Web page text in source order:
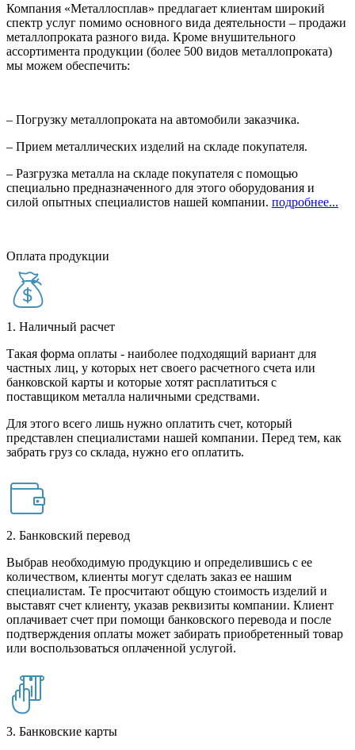
Компания «Металлосплав» предлагает клиентам широкий
спектр услуг помимо основного вида деятельности – продажи
металлопроката разного вида. Кроме внушительного
ассортимента продукции (более 500 видов металлопроката)
мы можем обеспечить:
– Погрузку металлопроката на автомобили заказчика.
– Прием металлических изделий на складе покупателя.
– Разгрузка металла на складе покупателя с помощью
специально предназначенного для этого оборудования и
силой опытных специалистов нашей компании. подробнее...
Оплата продукции
1. Наличный расчет
Такая форма оплаты - наиболее подходящий вариант для
частных лиц, у которых нет своего расчетного счета или
банковской карты и которые хотят расплатиться с
поставщиком металла наличными средствами.
Для этого всего лишь нужно оплатить счет, который
представлен специалистами нашей компании. Перед тем, как
забрать груз со склада, нужно его оплатить.
2. Банковский перевод
Выбрав необходимую продукцию и определившись с ее
количеством, клиенты могут сделать заказ ее нашим
специалистам. Те просчитают общую стоимость изделий и
выставят счет клиенту, указав реквизиты компании. Клиент
оплачивает счет при помощи банковского перевода и после
подтверждения оплаты может забирать приобретенный товар
или воспользоваться оплаченной услугой.
3. Банковские карты